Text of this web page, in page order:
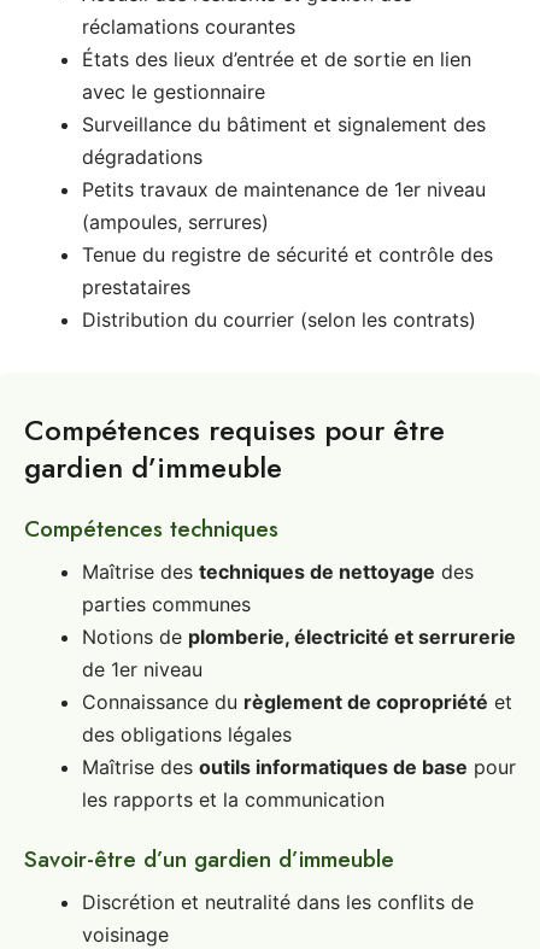
réclamations courantes
États des lieux d’entrée et de sortie en lien
avec le gestionnaire
Surveillance du bâtiment et signalement des
dégradations
Petits travaux de maintenance de 1er niveau
(ampoules, serrures)
Tenue du registre de sécurité et contrôle des
prestataires
Distribution du courrier (selon les contrats)
Compétences requises pour être
gardien d’immeuble
Compétences techniques
Maîtrise des techniques de nettoyage des
parties communes
Notions de plomberie, électricité et serrurerie
de 1er niveau
Connaissance du règlement de copropriété et
des obligations légales
Maîtrise des outils informatiques de base pour
les rapports et la communication
Savoir-être d’un gardien d’immeuble
Discrétion et neutralité dans les conflits de
voisinage